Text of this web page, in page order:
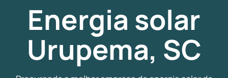
Energia solar
Urupema, SC